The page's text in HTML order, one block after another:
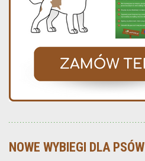
NOWE WYBIEGI DLA PSÓW